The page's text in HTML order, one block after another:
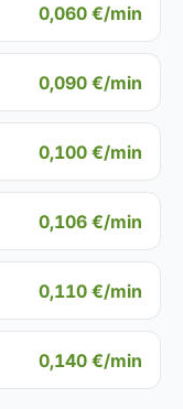
0,060 €/min
0,090 €/min
0,100 €/min
0,106 €/min
0,110 €/min
0,140 €/min